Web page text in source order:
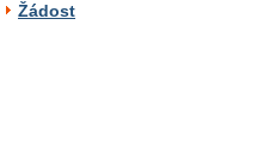
Žádost